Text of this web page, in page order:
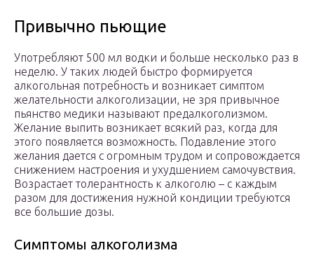
Привычно пьющие
Употребляют 500 мл водки и больше несколько раз в
неделю. У таких людей быстро формируется
алкогольная потребность и возникает симптом
желательности алкоголизации, не зря привычное
пьянство медики называют предалкоголизмом.
Желание выпить возникает всякий раз, когда для
этого появляется возможность. Подавление этого
желания дается с огромным трудом и сопровождается
снижением настроения и ухудшением самочувствия.
Возрастает толерантность к алкоголю – с каждым
разом для достижения нужной кондиции требуются
все большие дозы.
Симптомы алкоголизма